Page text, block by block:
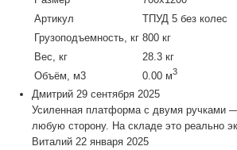
Артикул
ТПУД 5 без колес
Грузоподъемность, кг 800 кг
Вес, кг
28.3 кг
Объём, м3
0.00 м3
Дмитрий 29 сентября 2025
Усиленная платформа с двумя ручками
любую сторону. На складе это реально
Виталий 22 января 2025